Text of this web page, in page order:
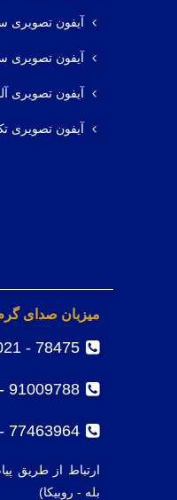
آیفون تصویری
آیفون تصویری
آیفون تصویری
آیفون تصویری
میزبان صدای
78475 - 021
91009788 - 021
77463964 - 021
ارتباط از طریق
بله - روبیکا)